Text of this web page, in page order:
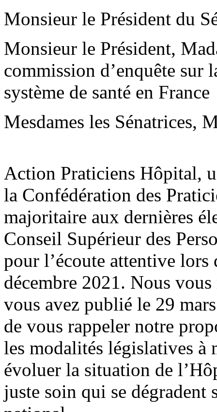
Monsieur le Président du
Monsieur le Président,
commission d’enquête sur
système de santé en France
Mesdames les Sénatrices,
Action Praticiens Hôpital,
la Confédération des
majoritaire aux dernières
Conseil Supérieur des
pour l’écoute attentive
décembre 2021. Nous
vous avez publié le 29
de vous rappeler notre
les modalités législatives
évoluer la situation de
juste soin qui se dégradent